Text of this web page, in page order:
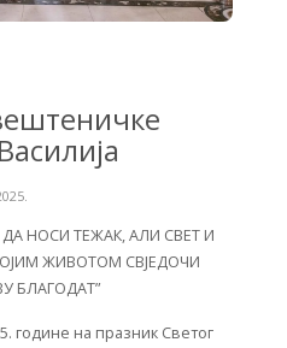
НОСИ ТЕЖАК, АЛИ СВЕТ И
ЖИВОТОМ СВЈЕДОЧИ
БЛАГОДАТ”
године на празник Светог